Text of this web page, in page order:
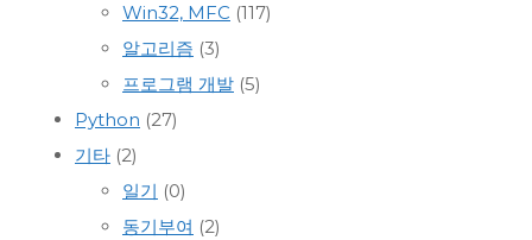
Win32, MFC (117)
알고리즘 (3)
프로그램 개발 (5)
Python (27)
기타 (2)
일기 (0)
동기부여 (2)